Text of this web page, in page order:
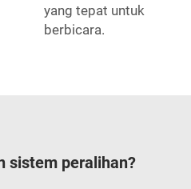
yang tepat untuk
berbicara.
sistem peralihan?